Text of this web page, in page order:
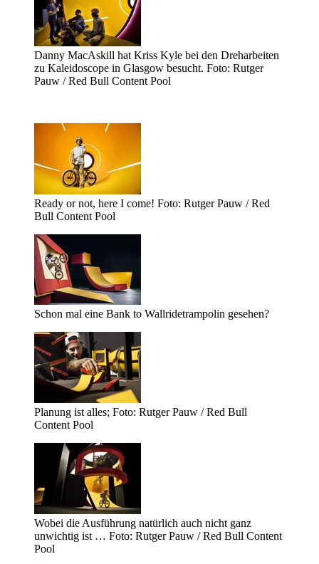
Danny MacAskill hat Kriss Kyle bei den Dreharbeiten
zu Kaleidoscope in Glasgow besucht. Foto: Rutger
Pauw / Red Bull Content Pool
Ready or not, here I come! Foto: Rutger Pauw / Red
Bull Content Pool
Schon mal eine Bank to Wallridetrampolin gesehen?
Planung ist alles; Foto: Rutger Pauw / Red Bull
Content Pool
Wobei die Ausführung natürlich auch nicht ganz
unwichtig ist … Foto: Rutger Pauw / Red Bull Content
Pool